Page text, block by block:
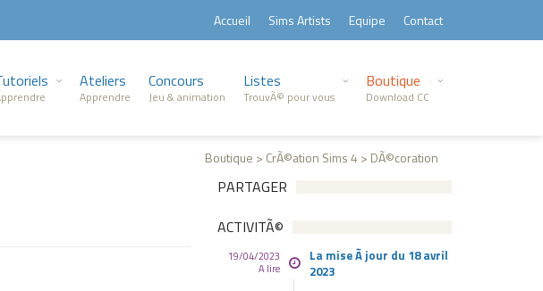
Accueil Sims Artists Equipe Contact
Ateliers
Apprendre
Concours
Jeu & animation
Listes
TrouvÃ© pour vous
Boutique
Download CC
Boutique > CrÃ©ation Sims 4 > DÃ©coration
PARTAGER
ACTIVITÃ©
19/04/2023
A lire
La mise Ã jour du 18 avril
2023